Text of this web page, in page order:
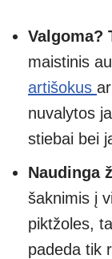
Valgoma?
maistinis
artišokus ar
nuvalytos
stiebai bei
Naudinga
šaknimis į
piktžoles,
padeda tik